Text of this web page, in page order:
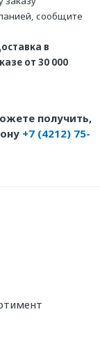
сообщите
в
от 30 000
получить,
+7 (4212) 75-